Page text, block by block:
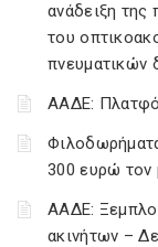
ανάδειξη της
του
πνευματικών
ΑΑΔΕ:
300 ευρώ τον
ΑΑΔΕ:
ακινήτων –